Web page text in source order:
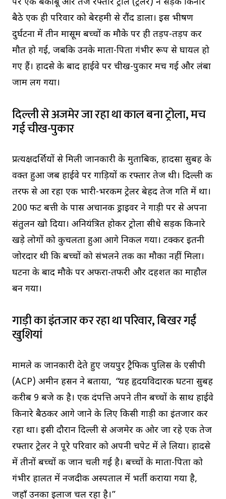
बैठे एक ही परिवार को बेरहमी से रौंद डाला। इस भीषण
दुर्घटना में तीन मासूम बच्चों की मौके पर ही तड़प-तड़प कर
मौत हो गई, जबकि उनके माता-पिता गंभीर रूप से घायल हो
गए हैं। हादसे के बाद हाईवे पर चीख-पुकार मच गई और लंबा
जाम लग गया।
दिल्ली से अजमेर जा रहा था काल बना ट्रोला, मच
गई चीख-पुकार
प्रत्यक्षदर्शियों से मिली जानकारी के मुताबिक, हादसा सुबह के
वक्त हुआ जब हाईवे पर गाड़ियों की रफ्तार तेज थी। दिल्ली की
तरफ से आ रहा एक भारी-भरकम ट्रेलर बेहद तेज गति में था।
200 फीट बत्ती के पास अचानक ड्राइवर ने गाड़ी पर से अपना
संतुलन खो दिया। अनियंत्रित होकर ट्रोला सीधे सड़क किनारे
खड़े लोगों को कुचलता हुआ आगे निकल गया। टक्कर इतनी
जोरदार थी कि बच्चों को संभलने तक का मौका नहीं मिला।
घटना के बाद मौके पर अफरा-तफरी और दहशत का माहौल
बन गया।
गाड़ी का इंतजार कर रहा था परिवार, बिखर गईं
खुशियां
मामले की जानकारी देते हुए जयपुर ट्रैफिक पुलिस के एसीपी
(ACP) अमीन हसन ने बताया, “यह हृदयविदारक घटना सुबह
करीब 9 बजे की है। एक दंपत्ति अपने तीन बच्चों के साथ हाईवे
किनारे बैठकर आगे जाने के लिए किसी गाड़ी का इंतजार कर
रहा था। इसी दौरान दिल्ली से अजमेर की ओर जा रहे एक तेज
रफ्तार ट्रेलर ने पूरे परिवार को अपनी चपेट में ले लिया। हादसे
में तीनों बच्चों की जान चली गई है। बच्चों के माता-पिता को
गंभीर हालत में नजदीकी अस्पताल में भर्ती कराया गया है,
जहाँ उनका इलाज चल रहा है।”